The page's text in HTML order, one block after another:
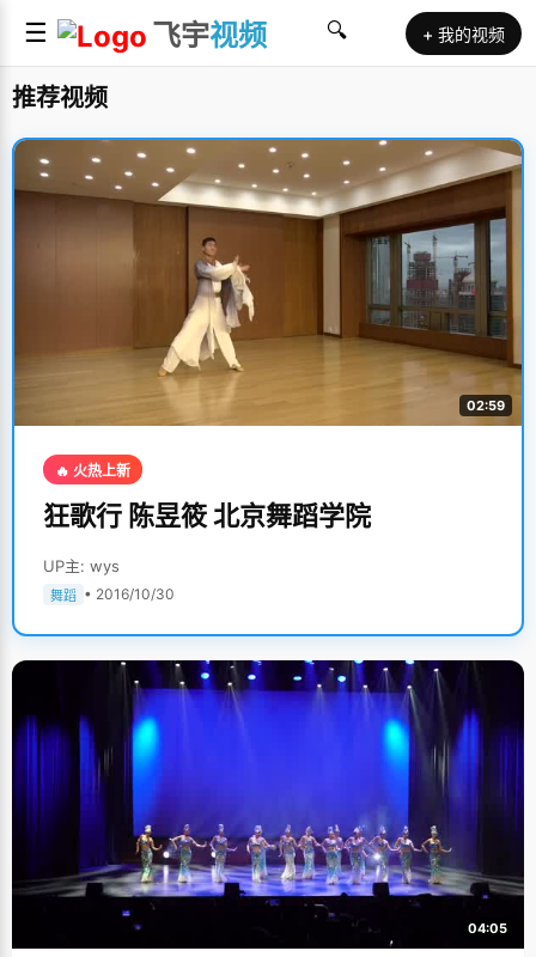
☰ 飞宇视频 🔍 + 我的视频
推荐视频
02:59
🔥 火热上新
狂歌行 陈昱筱 北京舞蹈学院
UP主: wys
舞蹈 • 2016/10/30
04:05